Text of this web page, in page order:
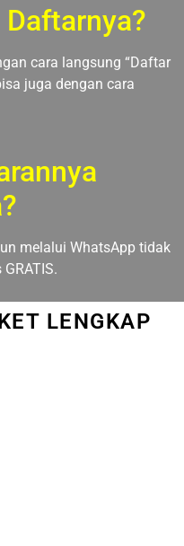
cara langsung “Daftar
juga dengan cara
melalui WhatsApp tidak
LENGKAP